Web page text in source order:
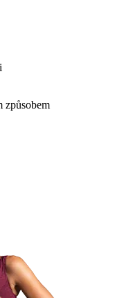
způsobem